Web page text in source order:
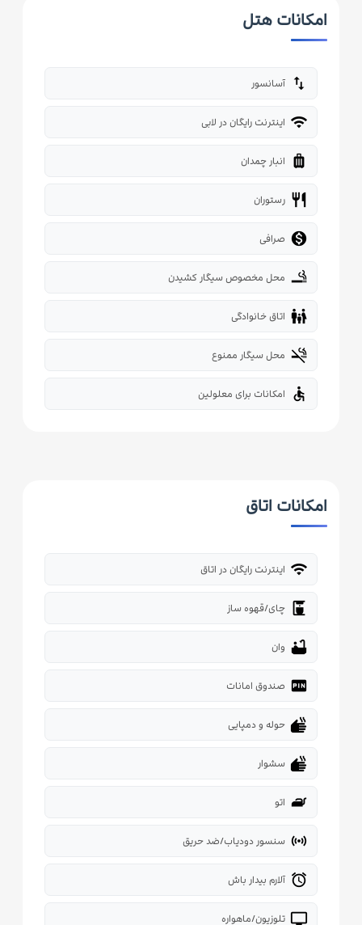
امکانات هتل
import_export آسانسور
wifi اینترنت رایگان در لابی
luggage انبار چمدان
restaurant رستوران
 صرافی
smoking_rooms محل مخصوص سیگار کشیدن
family_restroom اتاق خانوادگی
smoke_free محل سیگار ممنوع
accessible امکانات برای معلولین
امکانات اتاق
wifi اینترنت رایگان در اتاق
coffee_maker چای/قهوه ساز
bathtub وان
fiber_pin صندوق امانات
dry حوله و دمپایی
dry سشوار
iron اتو
sensors سنسور دودیاب/ضد حریق
alarm آلارم بیدار باش
tv تلوزیون/ماهواره